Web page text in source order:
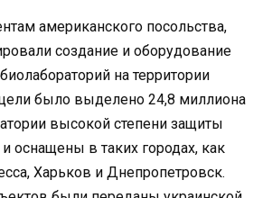
американского посольства,
создание и оборудование
на территории
было выделено 24,8 миллиона
высокой степени защиты
оснащены в таких городах, как
Харьков и Днепропетровск.